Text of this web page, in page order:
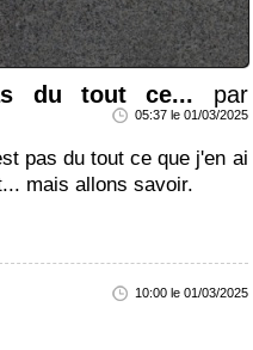
du tout ce... par
05:37 le 01/03/2025
pas du tout ce que j'en ai
mais allons savoir.
10:00 le 01/03/2025